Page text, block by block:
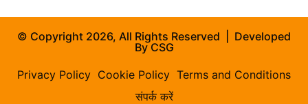
© Copyright 2026, All Rights Reserved | Developed
ByCSG
Privacy Policy Cookie Policy Terms and Conditions
संपर्क करें